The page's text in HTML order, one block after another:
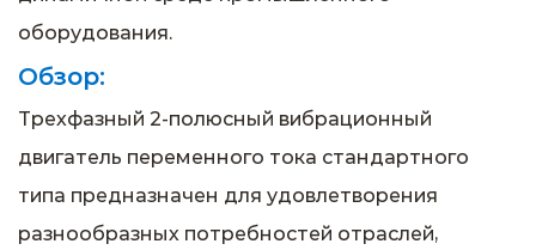
оборудования.
Обзор:
Трехфазный 2-полюсный вибрационный
двигатель переменного тока стандартного
типа предназначен для удовлетворения
разнообразных потребностей отраслей,